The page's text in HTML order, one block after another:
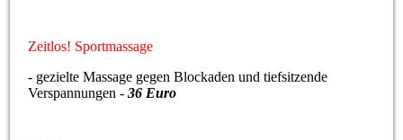
Zeitlos! Sportmassage
- gezielte Massage gegen Blockaden und tiefsitzende
Verspannungen -36 Euro